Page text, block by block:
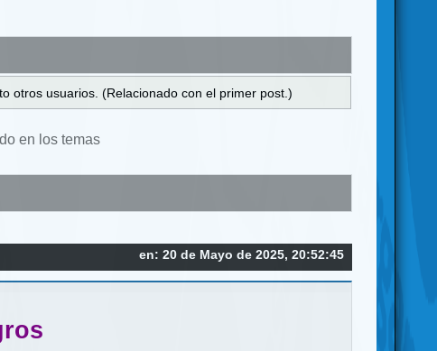
otros usuarios. (Relacionado con el primer post.)
en los temas
en: 20 de Mayo de 2025, 20:52:45